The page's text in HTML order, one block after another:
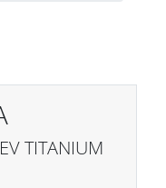
TITANIUM